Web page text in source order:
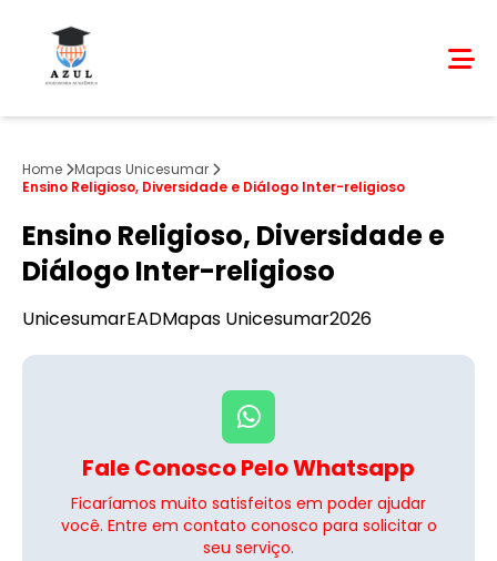
Home
Mapas Unicesumar
Ensino Religioso, Diversidade e Diálogo Inter-religioso
Ensino Religioso, Diversidade e
Diálogo Inter-religioso
UnicesumarEADMapas Unicesumar2026
Fale Conosco Pelo Whatsapp
Ficaríamos muito satisfeitos em poder ajudar
você. Entre em contato conosco para solicitar o
seu serviço.